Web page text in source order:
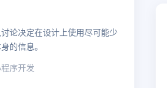
论决定在设计上使用尽可能少
的信息。
序开发